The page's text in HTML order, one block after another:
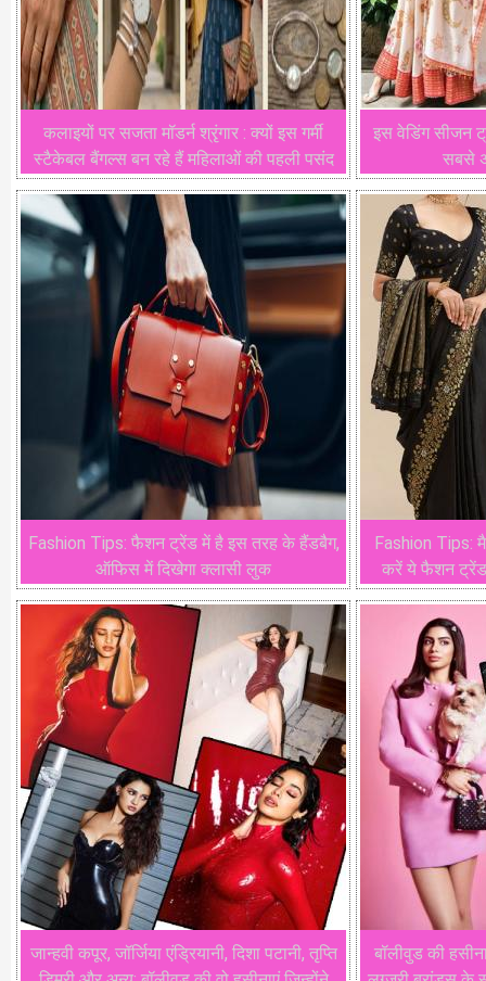
कलाइयों पर सजता मॉडर्न श्रृंगार : क्यों इस गर्मी
स्टैकेबल बैंगल्स बन रहे हैं महिलाओं की पहली पसंद
इस वेडिंग सीजन
सबसे
Fashion Tips: फैशन ट्रेंड में है इस तरह के हैंडबैग,
ऑफिस में दिखेगा क्लासी लुक
Fashion Tips:
करें ये फैशन
जान्हवी कपूर, जॉर्जिया एंड्रियानी, दिशा पटानी, तृप्ति
बॉलीवुड की